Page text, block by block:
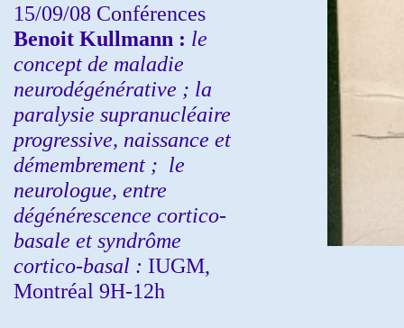
15/09/08 Conférences
Benoit Kullmann : le
concept de maladie
neurodégénérative ; la
paralysie supranucléaire
progressive, naissance et
démembrement ; le
neurologue, entre
dégénérescence cortico-
basale et syndrôme
cortico-basal : IUGM,
Montréal 9H-12h